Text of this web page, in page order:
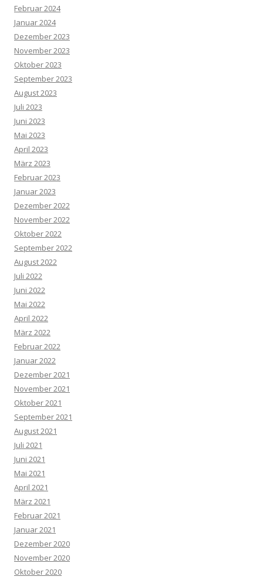
Februar 2024
Januar 2024
Dezember 2023
November 2023
Oktober 2023
September 2023
August 2023
Juli 2023
Juni 2023
Mai 2023
April 2023
März 2023
Februar 2023
Januar 2023
Dezember 2022
November 2022
Oktober 2022
September 2022
August 2022
Juli 2022
Juni 2022
Mai 2022
April 2022
März 2022
Februar 2022
Januar 2022
Dezember 2021
November 2021
Oktober 2021
September 2021
August 2021
Juli 2021
Juni 2021
Mai 2021
April 2021
März 2021
Februar 2021
Januar 2021
Dezember 2020
November 2020
Oktober 2020